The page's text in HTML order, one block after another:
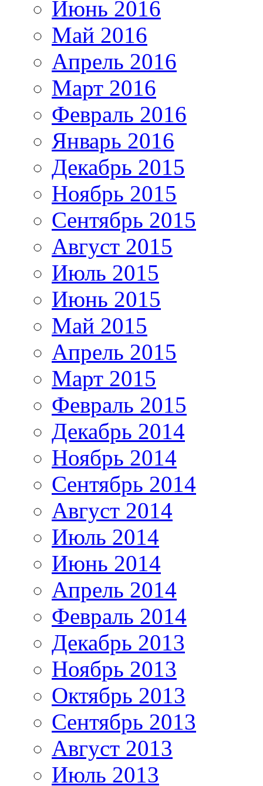
Июнь 2016
Май 2016
Апрель 2016
Март 2016
Февраль 2016
Январь 2016
Декабрь 2015
Ноябрь 2015
Сентябрь 2015
Август 2015
Июль 2015
Июнь 2015
Май 2015
Апрель 2015
Март 2015
Февраль 2015
Декабрь 2014
Ноябрь 2014
Сентябрь 2014
Август 2014
Июль 2014
Июнь 2014
Апрель 2014
Февраль 2014
Декабрь 2013
Ноябрь 2013
Октябрь 2013
Сентябрь 2013
Август 2013
Июль 2013